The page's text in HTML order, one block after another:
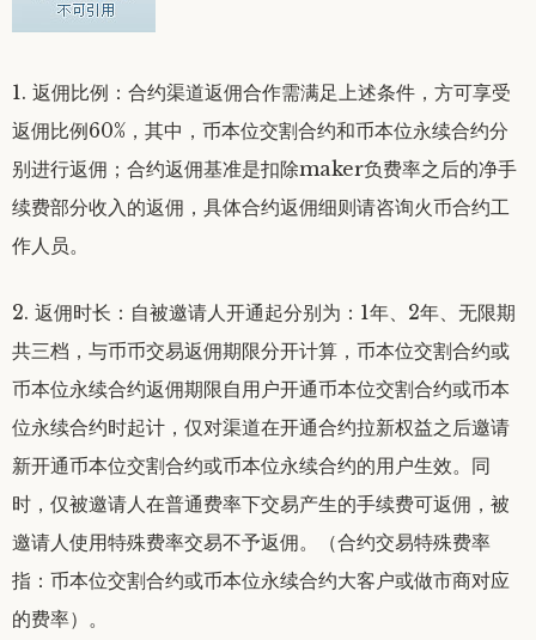
1. 返佣比例：合约渠道返佣合作需满足上述条件，方可享受
返佣比例60%，其中，币本位交割合约和币本位永续合约分
别进行返佣；合约返佣基准是扣除maker负费率之后的净手
续费部分收入的返佣，具体合约返佣细则请咨询火币合约工
作人员。
2. 返佣时长：自被邀请人开通起分别为：1年、2年、无限期
共三档，与币币交易返佣期限分开计算，币本位交割合约或
币本位永续合约返佣期限自用户开通币本位交割合约或币本
位永续合约时起计，仅对渠道在开通合约拉新权益之后邀请
新开通币本位交割合约或币本位永续合约的用户生效。同
时，仅被邀请人在普通费率下交易产生的手续费可返佣，被
邀请人使用特殊费率交易不予返佣。（合约交易特殊费率
指：币本位交割合约或币本位永续合约大客户或做市商对应
的费率）。